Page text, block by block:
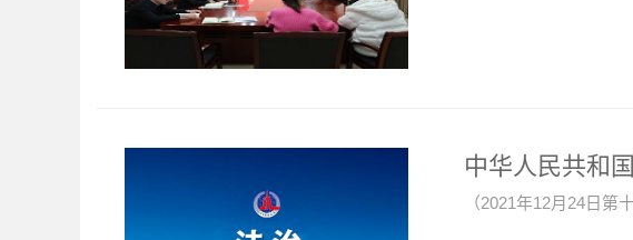
中华人民共和
（2021年12月24日第